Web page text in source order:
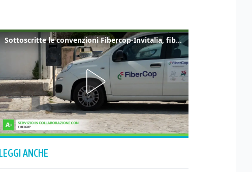
Sottoscritte le convenzioni Fibercop-Invitalia, fibra ottica per 477 mila civici
LEGGI ANCHE